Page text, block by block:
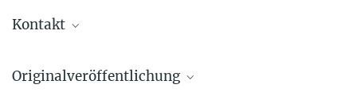
Kontakt
Forschungsgruppenleiter
Originalveröffentlichung